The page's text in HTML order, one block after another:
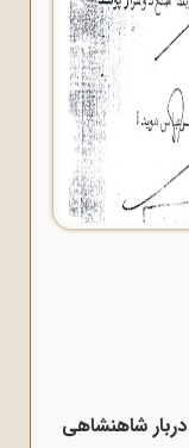
230/م
شاهنشاهی